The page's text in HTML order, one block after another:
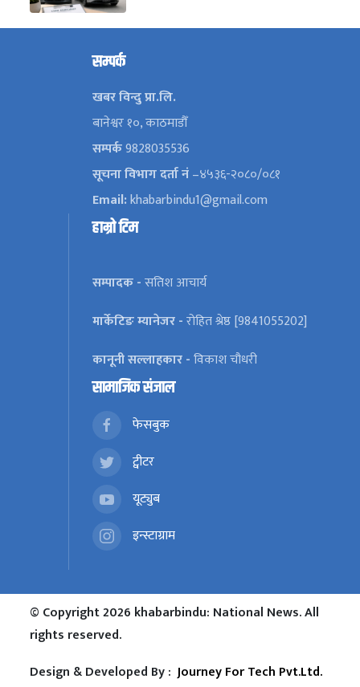
सम्पर्क
खबर विन्दु प्रा.लि.
बानेश्वर १०, काठमाडौँ
सम्पर्क9828035536
सूचना विभाग दर्ता नं–४५३६-२०८०/०८१
Email:khabarbindu1@gmail.com
हाम्रो टिम
सम्पादक -सतिश आचार्य
मार्केटिङ म्यानेजर -रोहित श्रेष्ठ [9841055202]
कानूनी सल्लाहकार -विकाश चौधरी
सामाजिक संजाल
फेसबुक
ट्वीटर
यूट्युब
इन्स्टाग्राम
© Copyright 2026 khabarbindu: National News. All
rights reserved.
Design & Developed By :Journey For Tech Pvt.Ltd.